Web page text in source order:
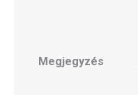
Megjegyzés